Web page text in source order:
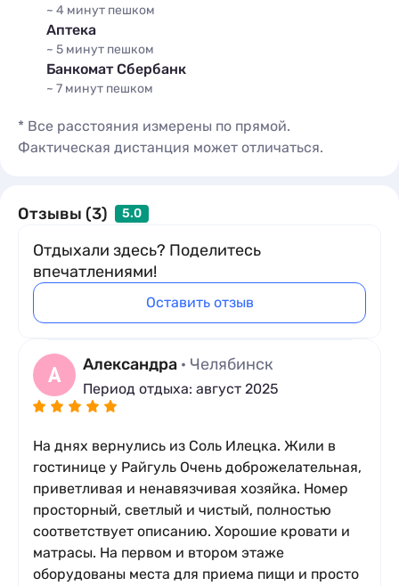
~ 4 минут пешком
Аптека
~ 5 минут пешком
Банкомат Сбербанк
~ 7 минут пешком
* Все расстояния измерены по прямой.
Фактическая дистанция может отличаться.
Отзывы (3) 5.0
Отдыхали здесь? Поделитесь
впечатлениями!
Оставить отзыв
А Александра · Челябинск
Период отдыха: август 2025
На днях вернулись из Соль Илецка. Жили в
гостинице у Райгуль Очень доброжелательная,
приветливая и ненавязчивая хозяйка. Номер
просторный, светлый и чистый, полностью
соответствует описанию. Хорошие кровати и
матрасы. На первом и втором этаже
оборудованы места для приема пищи и просто